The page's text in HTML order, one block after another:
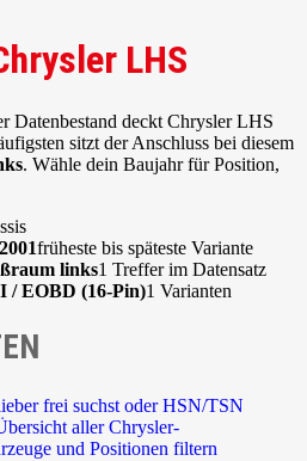
LHS
Datenbestand deckt Chrysler LHS
sitzt der Anschluss bei diesem
. Wähle dein Baujahr für Position,
früheste bis späteste Variante
links1 Treffer im Datensatz
/ EOBD (16-Pin)1 Varianten
frei suchst oder HSN/TSN
aller Chrysler-
und Positionen filtern